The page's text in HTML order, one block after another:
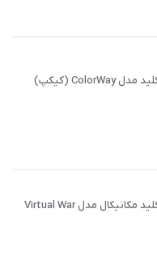
Keycap - در پوش کلید مکانیکال مدل Virtual War